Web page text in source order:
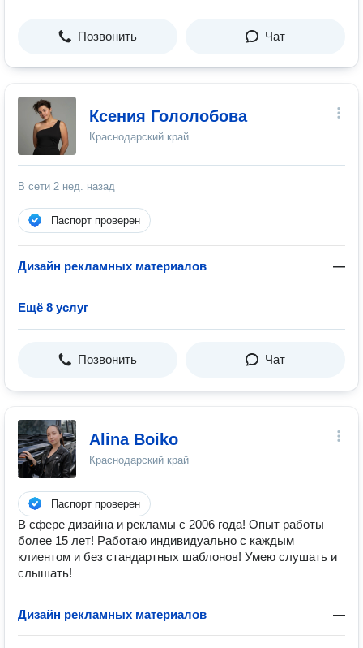
Позвонить Чат
Ксения Гололобова
Краснодарский край
В сети 2 нед. назад
Паспорт проверен
Дизайн рекламных материалов —
Ещё 8 услуг
Позвонить Чат
Alina Boiko
Краснодарский край
Паспорт проверен
В сфере дизайна и рекламы с 2006 года! Опыт работы
более 15 лет! Работаю индивидуально с каждым
клиентом и без стандартных шаблонов! Умею слушать и
слышать!
Дизайн рекламных материалов —